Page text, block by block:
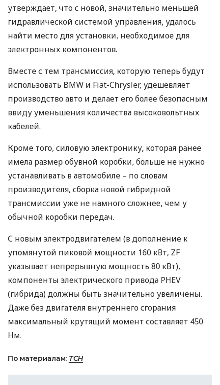
утверждает, что с новой, значительно меньшей
гидравлической системой управления, удалось
найти место для установки, необходимое для
электронных компонентов.
Вместе с тем трансмиссия, которую теперь будут
использовать BMW и Fiat-Chrysler, удешевляет
производство авто и делает его более безопасным
ввиду уменьшения количества высоковольтных
кабелей.
Кроме того, силовую электронику, которая ранее
имела размер обувной коробки, больше не нужно
устанавливать в автомобиле – по словам
производителя, сборка новой гибридной
трансмиссии уже не намного сложнее, чем у
обычной коробки передач.
С новым электродвигателем (в дополнение к
упомянутой пиковой мощности 160 кВт, ZF
указывает непрерывную мощность 80 кВт),
компоненты электрического привода PHEV
(гибрида) должны быть значительно увеличены.
Даже без двигателя внутреннего сгорания
максимальный крутящий момент составляет 450
Нм.
По материалам: ТСН